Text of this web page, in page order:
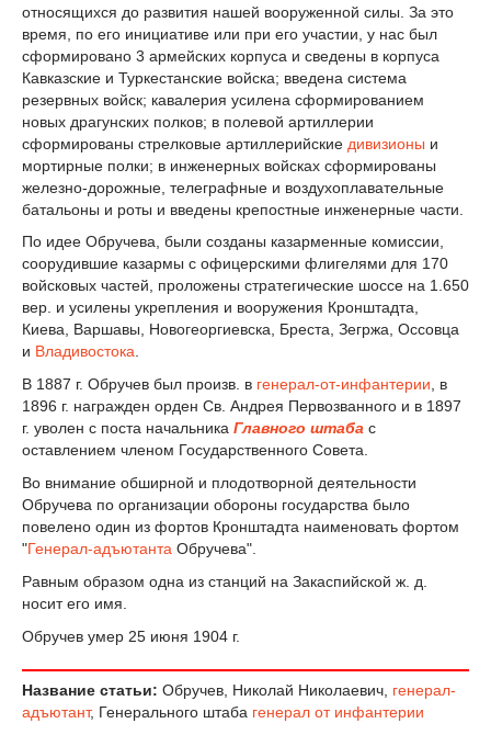
относящихся до развития нашей вооруженной силы. За это
время, по его инициативе или при его участии, у нас был
сформировано 3 армейских корпуса и сведены в корпуса
Кавказские и Туркестанские войска; введена система
резервных войск; кавалерия усилена сформированием
новых драгунских полков; в полевой артиллерии
сформированы стрелковые артиллерийские дивизионы и
мортирные полки; в инженерных войсках сформированы
железно-дорожные, телеграфные и воздухоплавательные
батальоны и роты и введены крепостные инженерные части.
По идее Обручева, были созданы казарменные комиссии,
соорудившие казармы с офицерскими флигелями для 170
войсковых частей, проложены стратегические шоссе на 1.650
вер. и усилены укрепления и вооружения Кронштадта,
Киева, Варшавы, Новогеоргиевска, Бреста, Зегржа, Оссовца
и Владивостока.
В 1887 г. Обручев был произв. в генерал-от-инфантерии , в
1896 г. награжден орден Св. Андрея Первозванного и в 1897
г. уволен с поста начальника Главного штаба с
оставлением членом Государственного Совета.
Во внимание обширной и плодотворной деятельности
Обручева по организации обороны государства было
повелено один из фортов Кронштадта наименовать фортом
"Генерал-адъютанта Обручева".
Равным образом одна из станций на Закаспийской ж. д.
носит его имя.
Обручев умер 25 июня 1904 г.
Название статьи: Обручев, Николай Николаевич, генерал-
адъютант, Генерального штаба генерал от инфантерии